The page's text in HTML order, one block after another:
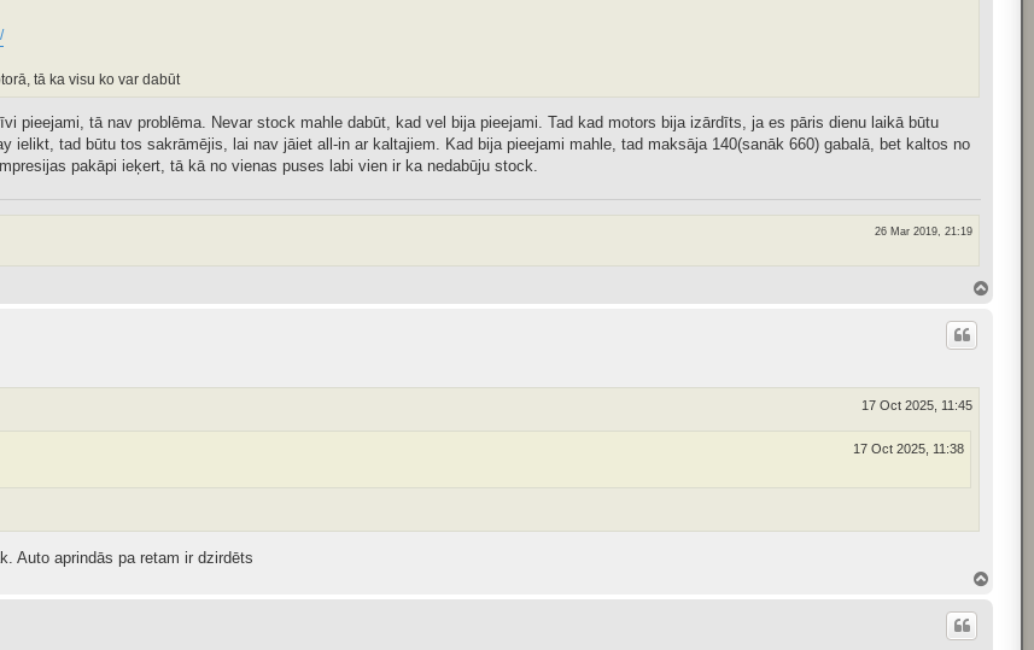
tā ka visu ko var dabūt
pieejami, tā nav problēma. Nevar stock mahle dabūt, kad vel bija pieejami. Tad kad motors bija izārdīts, ja es pāris dienu laikā būtu
ielikt, tad būtu tos sakrāmējis, lai nav jāiet all-in ar kaltajiem. Kad bija pieejami mahle, tad maksāja 140(sanāk 660) gabalā, bet kaltos no
pakāpi ieķert, tā kā no vienas puses labi vien ir ka nedabūju stock.
26 Mar 2019, 21:19
17 Oct 2025, 11:45
17 Oct 2025, 11:38
Auto aprindās pa retam ir dzirdēts